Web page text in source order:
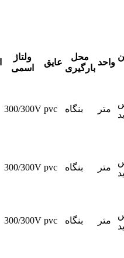
ولتاژ
اسمی
عایق
محل
بارگیری
واحد
300/300V pvc بنگاه متر
300/300V pvc بنگاه متر
300/300V pvc بنگاه متر